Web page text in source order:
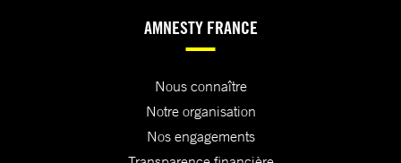
AMNESTY FRANCE
Nous connaître
Notre organisation
Nos engagements